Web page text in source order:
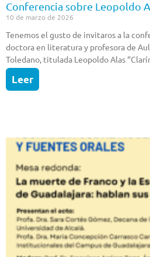
Conferencia sobre Leopoldo
10 de marzo de 2026
Tenemos el gusto de invitaros a la
doctora en literatura y profesora de
Toledano, titulada Leopoldo Alas
Leer